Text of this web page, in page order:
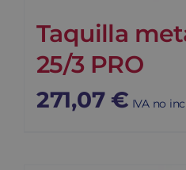
Taquilla
25/3 PRO
271,07 € IVA no